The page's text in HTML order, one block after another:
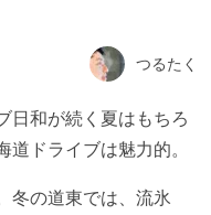
つるたく
日和が続く夏はもちろ
ドライブは魅力的。
冬の道東では、流氷